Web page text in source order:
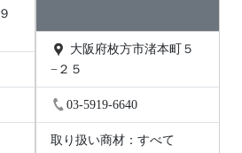
−２５
03-5919-6640
取り扱い商材：すべて